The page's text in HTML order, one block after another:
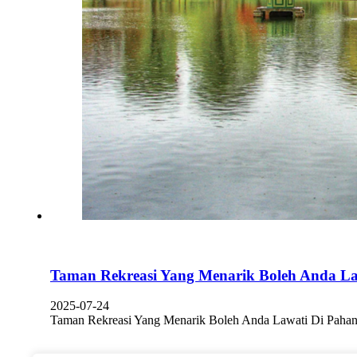
Taman Rekreasi Yang Menarik Boleh Anda
2025-07-24
Taman Rekreasi Yang Menarik Boleh Anda Lawati Di